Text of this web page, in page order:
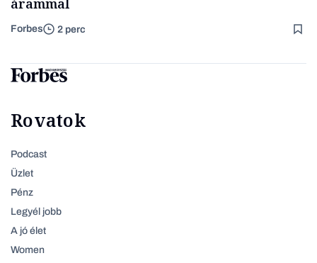
árammal
Forbes 2 perc
Rovatok
Podcast
Üzlet
Pénz
Legyél jobb
A jó élet
Women